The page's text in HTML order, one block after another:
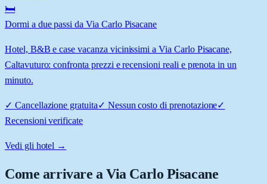
🛏️
Dormi a due passi da Via Carlo Pisacane
Hotel, B&B e case vacanza vicinissimi a Via Carlo Pisacane,
Caltavuturo: confronta prezzi e recensioni reali e prenota in un
minuto.
✓ Cancellazione gratuita✓ Nessun costo di prenotazione✓
Recensioni verificate
Vedi gli hotel →
Come arrivare aVia Carlo Pisacane